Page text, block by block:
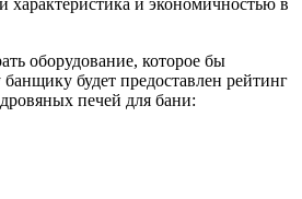
характеристика и экономичностью в
оборудование, которое бы
будет предоставлен рейтинг
печей для бани: